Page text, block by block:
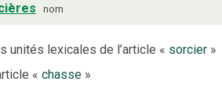
nom
unités lexicales de l’article « sorcier »
«chasse »